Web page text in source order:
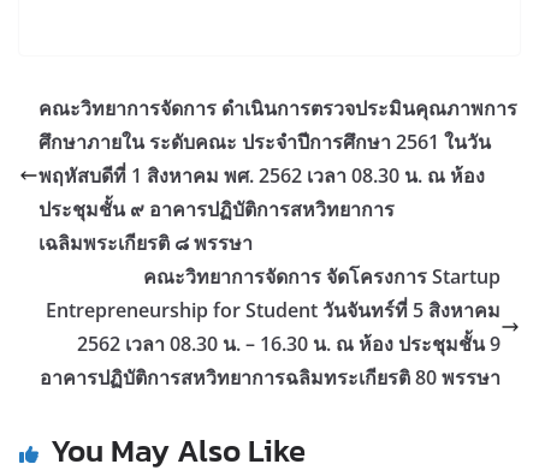
คณะวิทยาการจัดการ ดำเนินการตรวจประมินคุณภาพการ
ศึกษาภายใน ระดับคณะ ประจำปีการศึกษา 2561 ในวัน
พฤหัสบดีที่ 1 สิงหาคม พศ. 2562 เวลา 08.30 น. ณ ห้อง
ประชุมชั้น ๙ อาคารปฏิบัติการสหวิทยาการ
เฉลิมพระเกียรติ ๘ พรรษา
คณะวิทยาการจัดการ จัดโครงการ Startup
Entrepreneurship for Student วันจันทร์ที่ 5 สิงหาคม
2562 เวลา 08.30 น. – 16.30 น. ณ ห้อง ประชุมชั้น 9
อาคารปฏิบัติการสหวิทยาการฉลิมทระเกียรติ 80 พรรษา
You May Also Like